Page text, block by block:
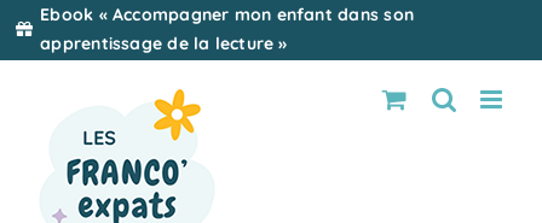
Passer
au
Ebook « Accompagner mon enfant dans son
apprentissage de la lecture »